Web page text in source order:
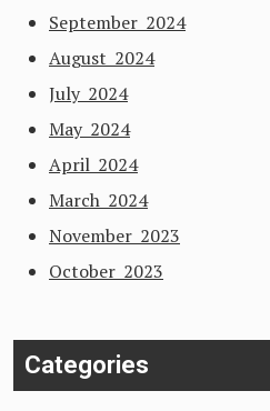
September 2024
August 2024
July 2024
May 2024
April 2024
March 2024
November 2023
October 2023
Categories